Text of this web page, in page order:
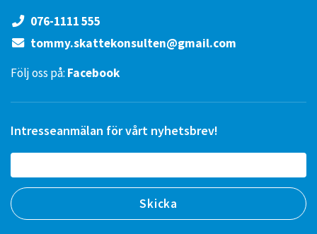
076-1111 555
tommy.skattekonsulten@gmail.com
Följ oss på: Facebook
Intresseanmälan för vårt nyhetsbrev!